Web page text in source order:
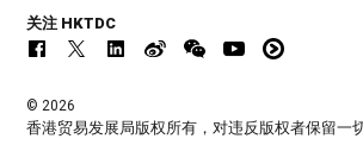
关注 HKTDC
© 2026
香港贸易发展局版权所有，对违反版权者保留一